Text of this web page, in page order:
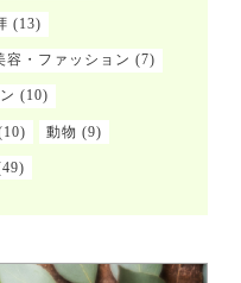
(13)
容・ファッション (7)
(10)
動物 (9)